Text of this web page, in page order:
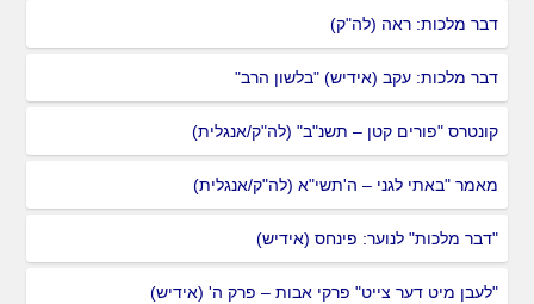
דבר מלכות: ראה (לה"ק)
דבר מלכות: עקב (אידיש) "בלשון הרב"
קונטרס "פורים קטן – תשנ"ב" (לה"ק/אנגלית)
מאמר "באתי לגני – ה'תשי"א (לה"ק/אנגלית)
"דבר מלכות" לנוער: פינחס (אידיש)
"לעבן מיט דער צייט" פרקי אבות – פרק ה' (אידיש)